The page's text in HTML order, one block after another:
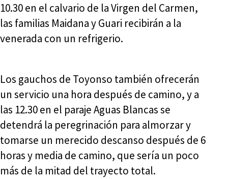
10.30 en el calvario de la Virgen del Carmen,
las familias Maidana y Guari recibirán a la
venerada con un refrigerio.
Los gauchos de Toyonso también ofrecerán
un servicio una hora después de camino, y a
las 12.30 en el paraje Aguas Blancas se
detendrá la peregrinación para almorzar y
tomarse un merecido descanso después de 6
horas y media de camino, que sería un poco
más de la mitad del trayecto total.